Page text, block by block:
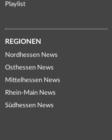
Playlist
REGIONEN
Nordhessen News
Osthessen News
Mittelhessen News
Rhein-Main News
Südhessen News